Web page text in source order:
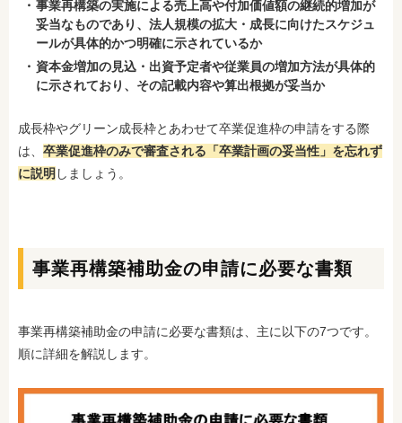
事業再構築の実施による売上高や付加価値額の継続的増加が
妥当なものであり、法人規模の拡大・成長に向けたスケジュ
ールが具体的かつ明確に示されているか
資本金増加の見込・出資予定者や従業員の増加方法が具体的
に示されており、その記載内容や算出根拠が妥当か
成長枠やグリーン成長枠とあわせて卒業促進枠の申請をする際
は、 卒業促進枠のみで審査される「卒業計画の妥当性」を忘れず
に説明 しましょう。
事業再構築補助金の申請に必要な書類
事業再構築補助金の申請に必要な書類は、主に以下の7つです。
順に詳細を解説します。